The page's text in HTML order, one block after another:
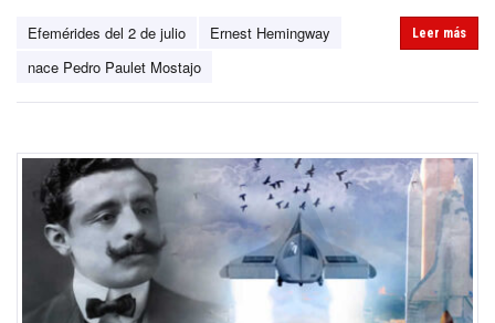
Efemérides del 2 de julio
Ernest Hemingway
nace Pedro Paulet Mostajo
Leer más